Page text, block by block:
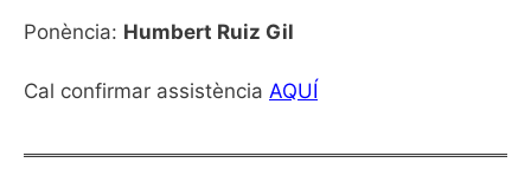
Ponència: Humbert Ruiz Gil
Cal confirmar assistència AQUÍ